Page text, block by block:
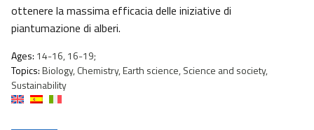
ottenere la massima efficacia delle iniziative di
piantumazione di alberi.
Ages: 14-16, 16-19;
Topics:Biology, Chemistry, Earth science, Science and society,
Sustainability